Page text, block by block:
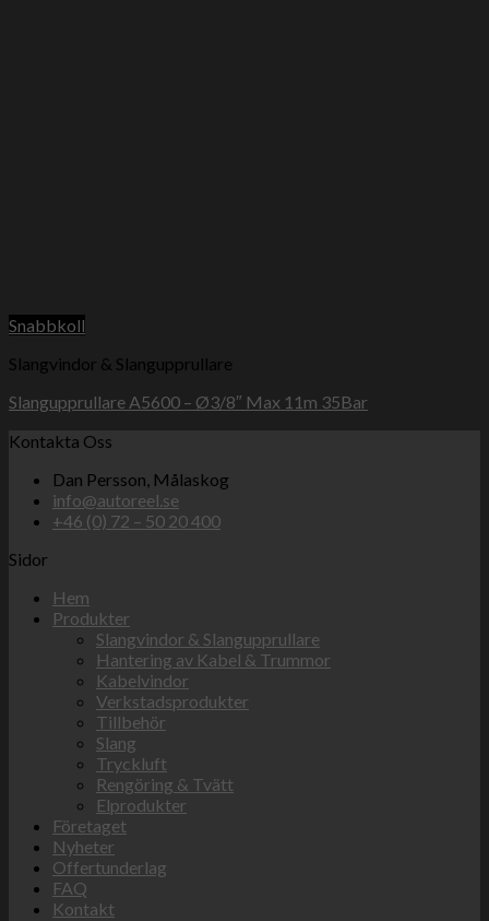
Snabbkoll
Slangvindor & Slangupprullare
Slangupprullare A5600 – Ø3/8″ Max 11m 35Bar
Kontakta Oss
Dan Persson, Målaskog
info@autoreel.se
+46 (0) 72 – 50 20 400
Sidor
Hem
Produkter
Slangvindor & Slangupprullare
Hantering av Kabel & Trummor
Kabelvindor
Verkstadsprodukter
Tillbehör
Slang
Tryckluft
Rengöring & Tvätt
Elprodukter
Företaget
Nyheter
Offertunderlag
FAQ
Kontakt